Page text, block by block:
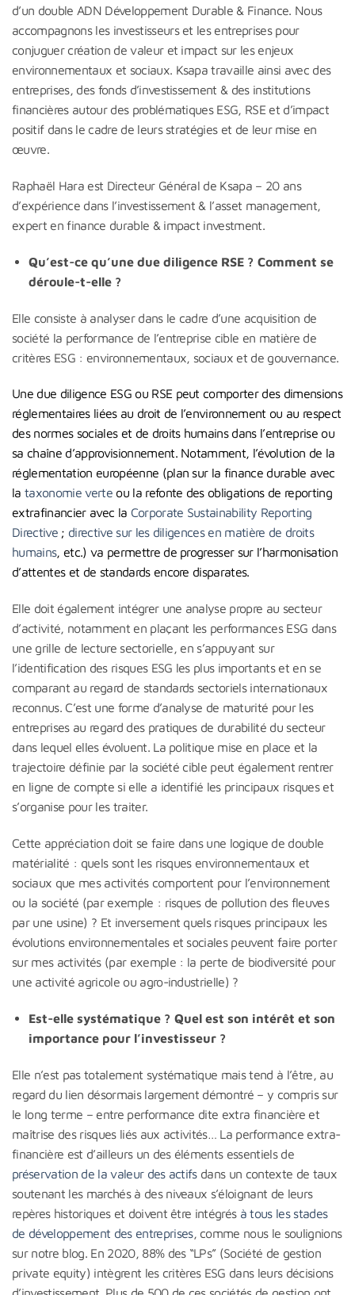
d’un double ADN Développement Durable & Finance. Nous
accompagnons les investisseurs et les entreprises pour
conjuguer création de valeur et impact sur les enjeux
environnementaux et sociaux. Ksapa travaille ainsi avec des
entreprises, des fonds d’investissement & des institutions
financières autour des problématiques ESG, RSE et d’impact
positif dans le cadre de leurs stratégies et de leur mise en
œuvre.
Raphaël Hara est Directeur Général de Ksapa – 20 ans
d’expérience dans l’investissement & l’asset management,
expert en finance durable & impact investment.
Qu’est-ce qu’une due diligence RSE ? Comment se
déroule-t-elle ?
Elle consiste à analyser dans le cadre d’une acquisition de
société la performance de l’entreprise cible en matière de
critères ESG : environnementaux, sociaux et de gouvernance.
Une due diligence ESG ou RSE peut comporter des dimensions
réglementaires liées au droit de l’environnement ou au respect
des normes sociales et de droits humains dans l’entreprise ou
sa chaîne d’approvisionnement. Notamment, l’évolution de la
réglementation européenne (plan sur la finance durable avec
la taxonomie verteou la refonte des obligations de reporting
extrafinancier avec la Corporate Sustainability Reporting
Directive; directive sur les diligences en matière de droits
humains, etc.) va permettre de progresser sur l’harmonisation
d’attentes et de standards encore disparates.
Elle doit également intégrer une analyse propre au secteur
d’activité, notamment en plaçant les performances ESG dans
une grille de lecture sectorielle, en s’appuyant sur
l’identification des risques ESG les plus importants et en se
comparant au regard de standards sectoriels internationaux
reconnus. C’est une forme d’analyse de maturité pour les
entreprises au regard des pratiques de durabilité du secteur
dans lequel elles évoluent. La politique mise en place et la
trajectoire définie par la société cible peut également rentrer
en ligne de compte si elle a identifié les principaux risques et
s’organise pour les traiter.
Cette appréciation doit se faire dans une logique de double
matérialité : quels sont les risques environnementaux et
sociaux que mes activités comportent pour l’environnement
ou la société (par exemple : risques de pollution des fleuves
par une usine) ? Et inversement quels risques principaux les
évolutions environnementales et sociales peuvent faire porter
sur mes activités (par exemple : la perte de biodiversité pour
une activité agricole ou agro-industrielle) ?
Est-elle systématique ? Quel est son intérêt et son
importance pour l’investisseur ?
Elle n’est pas totalement systématique mais tend à l’être, au
regard du lien désormais largement démontré – y compris sur
le long terme – entre performance dite extra financière et
maîtrise des risques liés aux activités… La performance extra-
financière est d’ailleurs un des éléments essentiels de
préservation de la valeur des actifsdans un contexte de taux
soutenant les marchés à des niveaux s’éloignant de leurs
repères historiques et doivent être intégrésà tous les stades
de développement des entreprises, comme nous le soulignions
sur notre blog. En 2020, 88% des “LPs” (Société de gestion
private equity) intègrent les critères ESG dans leurs décisions